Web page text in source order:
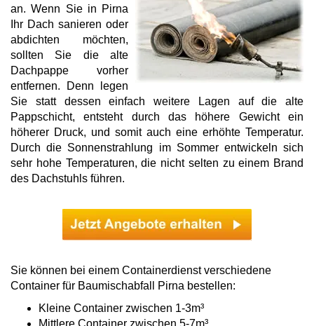
an. Wenn Sie in Pirna
Ihr Dach sanieren oder
abdichten möchten,
sollten Sie die alte
Dachpappe vorher
entfernen. Denn legen
Sie statt dessen einfach weitere Lagen auf die alte
Pappschicht, entsteht durch das höhere Gewicht ein
höherer Druck, und somit auch eine erhöhte Temperatur.
Durch die Sonnenstrahlung im Sommer entwickeln sich
sehr hohe Temperaturen, die nicht selten zu einem Brand
des Dachstuhls führen.
Sie können bei einem Containerdienst verschiedene
Container für Baumischabfall Pirna bestellen:
Kleine Container zwischen 1-3m³
Mittlere Container zwischen 5-7m³